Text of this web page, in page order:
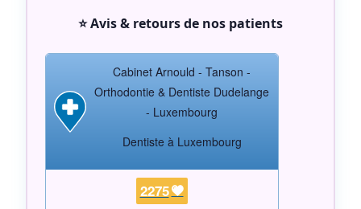
⭐ Avis & retours de nos patients
Cabinet Arnould - Tanson -
Orthodontie & Dentiste Dudelange
- Luxembourg
Dentiste à Luxembourg
2275